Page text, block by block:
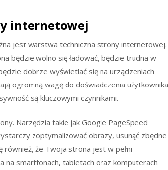
internetowej
jest warstwa techniczna strony internetowej.
będzie wolno się ładować, będzie trudna w
dobrze wyświetlać się na urządzeniach
ogromną wagę do doświadczenia użytkownika
są kluczowymi czynnikami.
Narzędzia takie jak Google PageSpeed
zoptymalizować obrazy, usunąć zbędne
że Twoja strona jest w pełni
na smartfonach, tabletach oraz komputerach